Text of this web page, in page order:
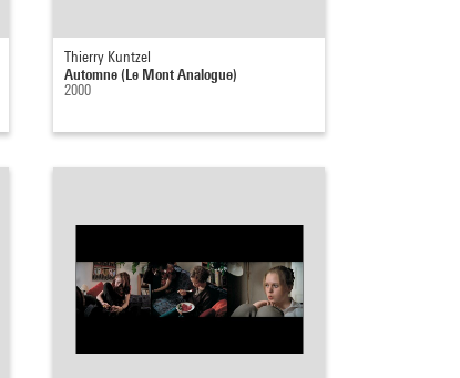
Thierry Kuntzel
Automne (Le Mont Analogue)
2000